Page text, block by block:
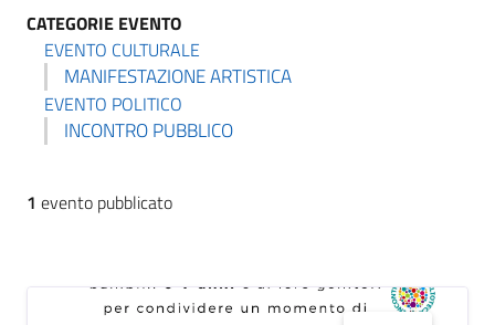
CATEGORIE EVENTO
EVENTO CULTURALE
MANIFESTAZIONE ARTISTICA
EVENTO POLITICO
INCONTRO PUBBLICO
1 evento pubblicato